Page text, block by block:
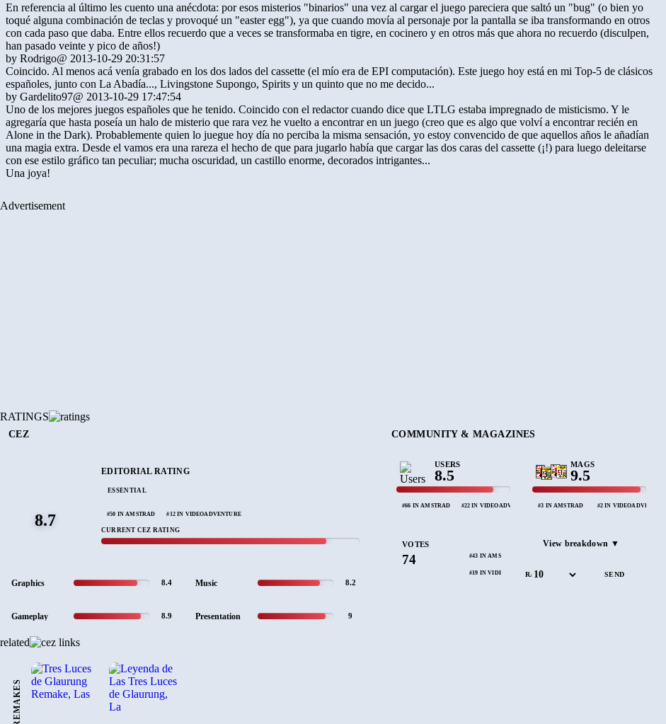
En referencia al último les cuento una anécdota: por esos misterios "binarios" una vez al cargar el juego pareciera que saltó un "bug" (o bien yo
toqué alguna combinación de teclas y provoqué un "easter egg"), ya que cuando movía al personaje por la pantalla se iba transformando en otros
con cada paso que daba. Entre ellos recuerdo que a veces se transformaba en tigre, en cocinero y en otros más que ahora no recuerdo (disculpen,
han pasado veinte y pico de años!)
by Rodrigo@ 2013-10-29 20:31:57
Coincido. Al menos acá venía grabado en los dos lados del cassette (el mío era de EPI computación). Este juego hoy está en mi Top-5 de clásicos
españoles, junto con La Abadía..., Livingstone Supongo, Spirits y un quinto que no me decido...
by Gardelito97@ 2013-10-29 17:47:54
Uno de los mejores juegos españoles que he tenido. Coincido con el redactor cuando dice que LTLG estaba impregnado de misticismo. Y le
agregaría que hasta poseía un halo de misterio que rara vez he vuelto a encontrar en un juego (creo que es algo que volví a encontrar recién en
Alone in the Dark). Probablemente quien lo juegue hoy día no perciba la misma sensación, yo estoy convencido de que aquellos años le añadían
una magia extra. Desde el vamos era una rareza el hecho de que para jugarlo había que cargar las dos caras del cassette (¡!) para luego deleitarse
con ese estilo gráfico tan peculiar; mucha oscuridad, un castillo enorme, decorados intrigantes...
Una joya!
Advertisement
RATINGS
CEZ
8.7
EDITORIAL RATING
ESSENTIAL
#50 IN AMSTRAD #12 IN VIDEOADVENTURE
CURRENT CEZ RATING
Graphics 8.4 Music 8.2
Gameplay 8.9 Presentation 9
COMMUNITY & MAGAZINES
USERS
8.5
#66 IN AMSTRAD #22 IN VIDEOADVENTURE
MAGS
9.5
#3 IN AMSTRAD #2 IN VIDEOADVENTURE
VOTES
74 #43 IN AMSTRAD
#19 IN VIDEOADVENTURE
View breakdown ▼
RATE
related
REMAKES